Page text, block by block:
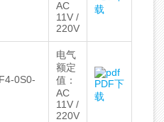
AC
11V /
220V
载
电气
额定
值：
AC
11V /
220V
PDF下
载